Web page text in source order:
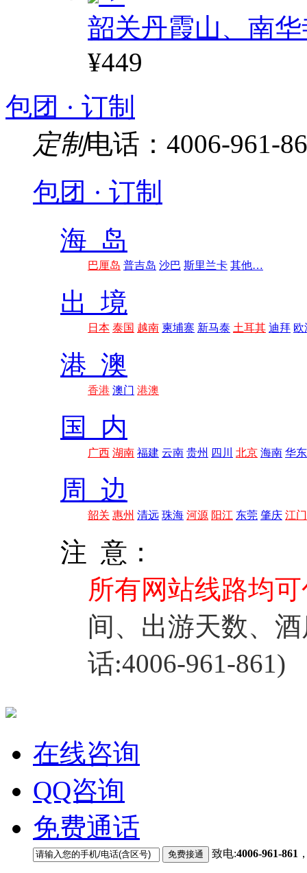
韶关丹霞山、南
¥449
包团 · 订制
定制电话：4006-961-
包团 · 订制
海 岛
巴厘岛 普吉岛 沙巴 斯里兰卡 其他…
出 境
日本 泰国 越南 柬埔寨 新马泰 土耳其 迪拜 欧
港 澳
香港 澳门 港澳
国 内
广西 湖南 福建 云南 贵州 四川 北京 海南 华东
周 边
韶关 惠州 清远 珠海 河源 阳江 东莞 肇庆 江门
注 意：
所有网站线路均
间、出游天数、
话:4006-961-861)
在线咨询
QQ咨询
免费通话
致电:4006-961-861